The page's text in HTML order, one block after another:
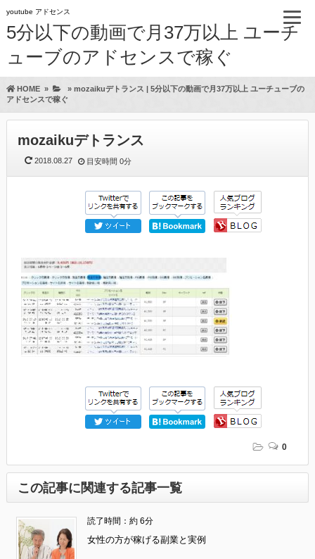
youtube アドセンス
5分以下の動画で月37万以上 ユーチ
ューブのアドセンスで稼ぐ
HOME» » mozaikuデトランス | 5分以下の動画で月37万以上 ユーチューブの
アドセンスで稼ぐ
mozaikuデトランス
2018.08.27 目安時間 0分
0
この記事に関連する記事一覧
読了時間：約 6分
女性の方が稼げる副業と実例